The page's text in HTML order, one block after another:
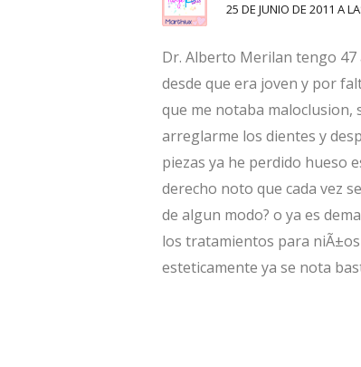
25 DE JUNIO DE 2011 A
Dr. Alberto Merilan tengo
desde que era joven y por
que me notaba maloclusion,
arreglarme los dientes y
piezas ya he perdido hueso
derecho noto que cada vez
de algun modo? o ya es
los tratamientos para
esteticamente ya se nota